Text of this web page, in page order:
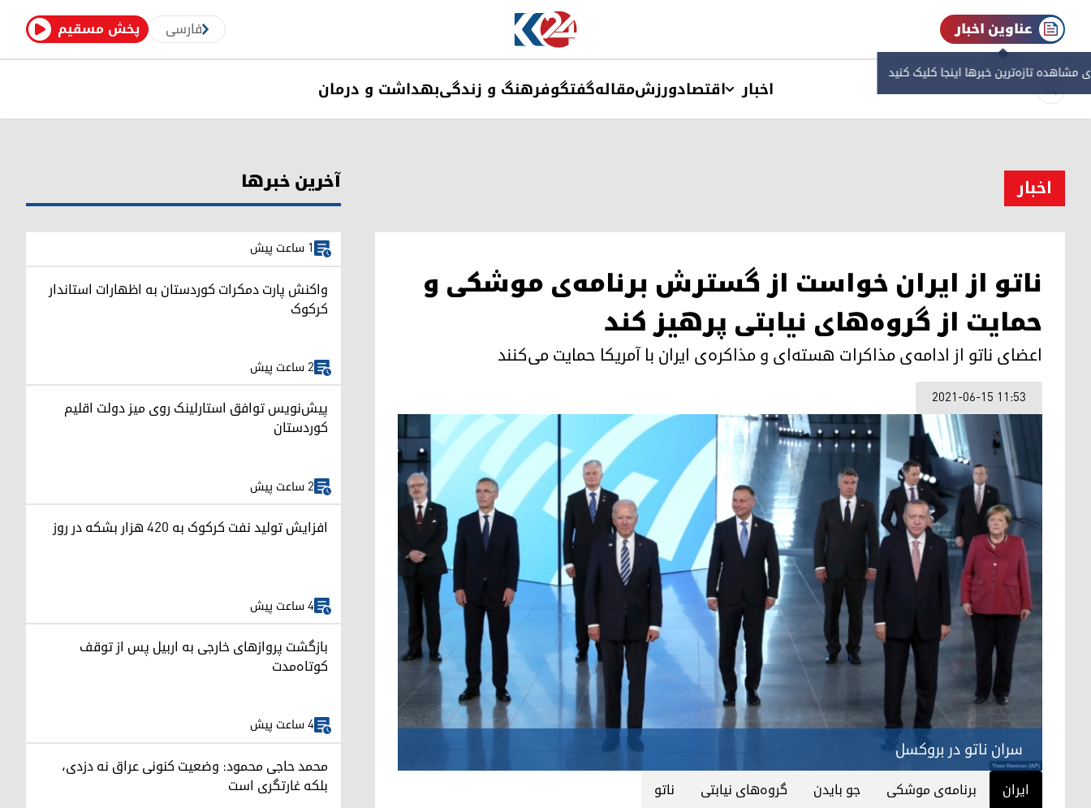
پخش مسقیم فارسی عناوین اخبار
مشاهده‌ تازه‌ترین خبرها اینجا کلیک کنید
اخبار اقتصادورزشمقالهگفتگوفرهنگ و زندگیبهداشت و درمان
اخبار
ناتو از ایران خواست از گسترش برنامه‌ی موشکی و
حمایت از گروه‌های نیابتی پرهیز کند
اعضای ناتو از ادامه‌ی مذاکرات هستە‌ای و مذاکره‌ی ایران با آمریکا حمایت می‌کنند
2021-06-15 11:53
سران ناتو در بروکسل
ایران برنامە‌ی موشکی جو بایدن گروه‌های نیابتی ناتو
آخرین خبرها
1 ساعت پیش
واکنش پارت دمکرات کوردستان به اظهارات استاندار
کرکوک
2 ساعت پیش
پیش‌نویس توافق استارلینک روی میز دولت اقلیم
کوردستان
2 ساعت پیش
افزایش تولید نفت کرکوک به ۴۲۰ هزار بشکه در روز
4 ساعت پیش
بازگشت پروازهای خارجی به اربیل پس از توقف
کوتاه‌مدت
4 ساعت پیش
محمد حاجی محمود: وضعیت کنونی عراق نه دزدی،
بلکه غارتگری است